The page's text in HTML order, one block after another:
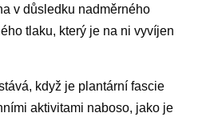
v důsledku nadměrného
tlaku, který je na ni vyvíjen
když je plantární fascie
aktivitami naboso, jako je